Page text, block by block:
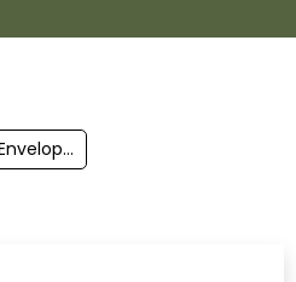
Envelope Coextrusado Para Enviar Documentos Empresa